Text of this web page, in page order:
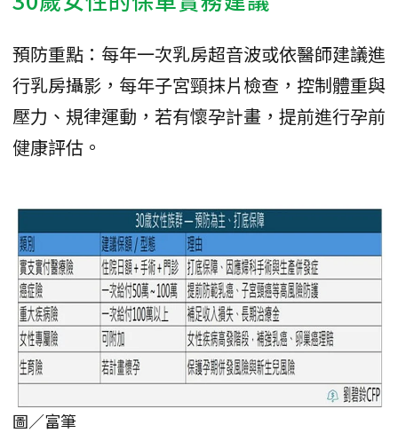
預防重點：每年一次乳房超音波或依醫師建議進
行乳房攝影，每年子宮頸抹片檢查，控制體重與
壓力、規律運動，若有懷孕計畫，提前進行孕前
健康評估。
圖／富筆